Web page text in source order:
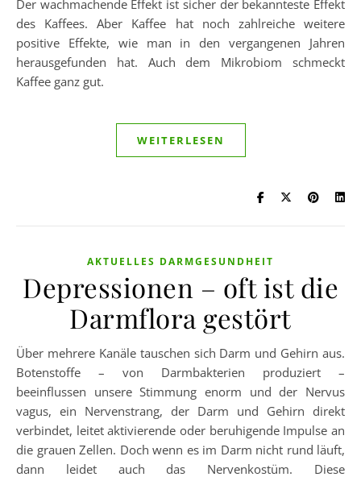
Der wachmachende Effekt ist sicher der bekannteste Effekt
des Kaffees. Aber Kaffee hat noch zahlreiche weitere
positive Effekte, wie man in den vergangenen Jahren
herausgefunden hat. Auch dem Mikrobiom schmeckt
Kaffee ganz gut.
WEITERLESEN
AKTUELLES DARMGESUNDHEIT
Depressionen – oft ist die
Darmflora gestört
Über mehrere Kanäle tauschen sich Darm und Gehirn aus.
Botenstoffe – von Darmbakterien produziert –
beeinflussen unsere Stimmung enorm und der Nervus
vagus, ein Nervenstrang, der Darm und Gehirn direkt
verbindet, leitet aktivierende oder beruhigende Impulse an
die grauen Zellen. Doch wenn es im Darm nicht rund läuft,
dann leidet auch das Nervenkostüm. Diese